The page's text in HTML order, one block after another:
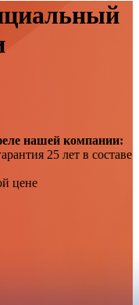
нашей компании:
25 лет в составе
цене